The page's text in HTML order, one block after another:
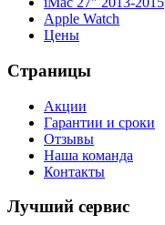
Apple Watch
Цены
Страницы
Акции
Гарантии и сроки
Отзывы
Наша команда
Контакты
Лучший сервис